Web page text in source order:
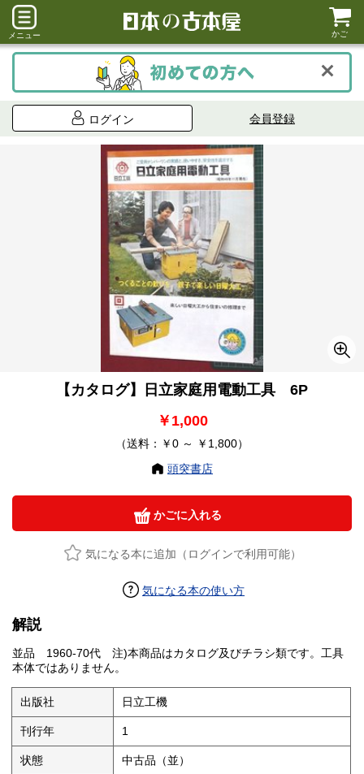
メニュー かご
ログイン 会員登録
【カタログ】日立家庭用電動工具 6P
￥1,000
（送料：￥0 ～ ￥1,800）
頭突書店
かごに入れる
気になる本に追加（ログインで利用可能）
気になる本の使い方
解説
並品 1960-70代 注)本商品はカタログ及びチラシ類です。工具
本体ではありません。
出版社 日立工機
刊行年 1
状態 中古品（並）